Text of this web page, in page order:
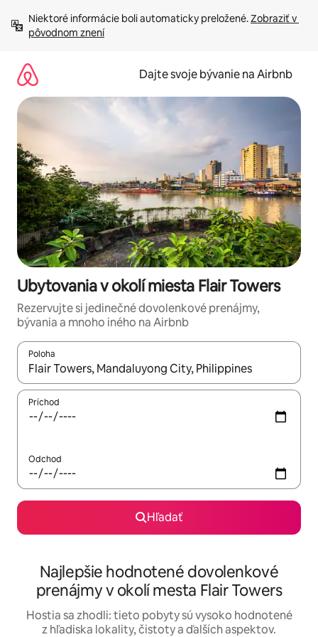
obsah.
Niektoré informácie boli automaticky preložené. Zobraziť v
pôvodnom znení
Dajte svoje bývanie na Airbnb
Ubytovania v okolí miesta Flair Towers
Rezervujte si jedinečné dovolenkové prenájmy,
bývania a mnoho iného na Airbnb
Poloha
Keď budú výsledky k dispozícii, môžete si ich prechádzať
Príchod
Odchod
Hľadať
Najlepšie hodnotené dovolenkové
prenájmy v okolí mesta Flair Towers
Hostia sa zhodli: tieto pobyty sú vysoko hodnotené
z hľadiska lokality, čistoty a ďalších aspektov.